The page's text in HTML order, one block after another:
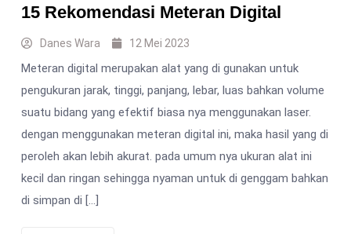
15 Rekomendasi Meteran Digital
Danes Wara 12 Mei 2023
Meteran digital merupakan alat yang di gunakan untuk
pengukuran jarak, tinggi, panjang, lebar, luas bahkan volume
suatu bidang yang efektif biasa nya menggunakan laser.
dengan menggunakan meteran digital ini, maka hasil yang di
peroleh akan lebih akurat. pada umum nya ukuran alat ini
kecil dan ringan sehingga nyaman untuk di genggam bahkan
di simpan di […]